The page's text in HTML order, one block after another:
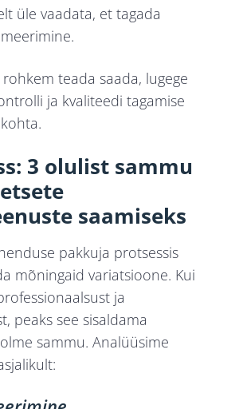
üle vaadata, et tagada
teada saada, lugege
ja kvaliteedi tagamise
3 olulist sammu
saamiseks
pakkuja protsessis
mõningaid variatsioone. Kui
ja
peaks see sisaldama
sammu. Analüüsime